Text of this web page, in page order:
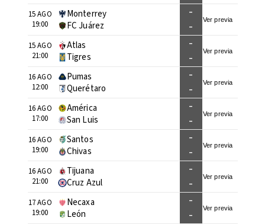
15 AGO
19:00
Monterrey
FC Juárez
-
-
Ver previa
15 AGO
21:00
Atlas
Tigres
-
-
Ver previa
16 AGO
12:00
Pumas
Querétaro
-
-
Ver previa
16 AGO
17:00
América
San Luis
-
-
Ver previa
16 AGO
19:00
Santos
Chivas
-
-
Ver previa
16 AGO
21:00
Tijuana
Cruz Azul
-
-
Ver previa
17 AGO
19:00
Necaxa
León
-
-
Ver previa